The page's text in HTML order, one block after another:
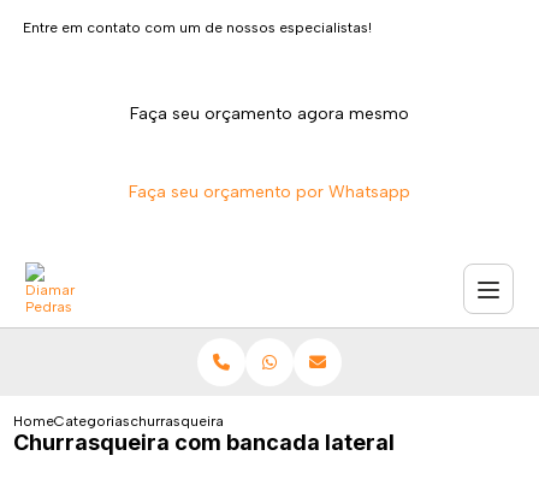
Entre em contato com um de nossos especialistas!
Faça seu orçamento agora mesmo
Faça seu orçamento por Whatsapp
HomeCategoriaschurrasqueira bancada lateral
Churrasqueira com bancada lateral